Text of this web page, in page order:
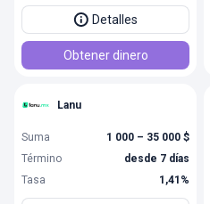
Detalles
Obtener dinero
Lanu
Suma
1 000 – 35 000 $
Término
desde 7 días
Tasa
1,41%